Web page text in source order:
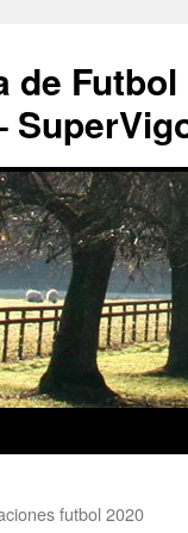
de
futbol 2020